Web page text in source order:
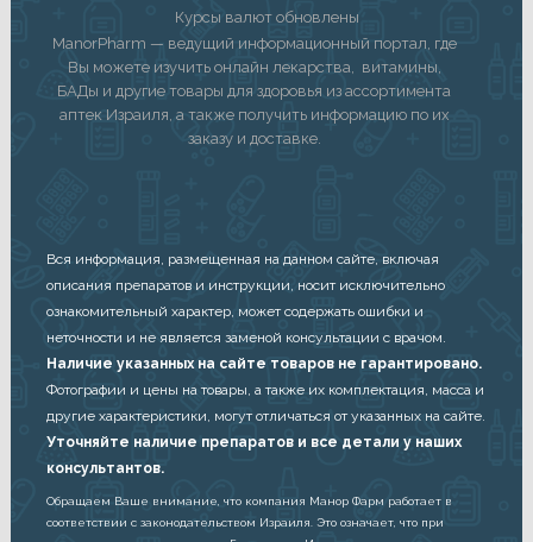
Курсы валют обновлены
ManorPharm — ведущий информационный портал, где
Вы можете изучить онлайн лекарства, витамины,
БАДы и другие товары для здоровья из ассортимента
аптек Израиля, а также получить информацию по их
заказу и доставке.
Вся информация, размещенная на данном сайте, включая
описания препаратов и инструкции, носит исключительно
ознакомительный характер, может содержать ошибки и
неточности и не является заменой консультации с врачом.
Наличие указанных на сайте товаров не гарантировано.
Фотографии и цены на товары, а также их комплектация, масса и
другие характеристики, могут отличаться от указанных на сайте.
Уточняйте наличие препаратов и все детали у наших
консультантов.
Обращаем Ваше внимание, что компания Манор Фарм работает в
соответствии с законодательством Израиля. Это означает, что при